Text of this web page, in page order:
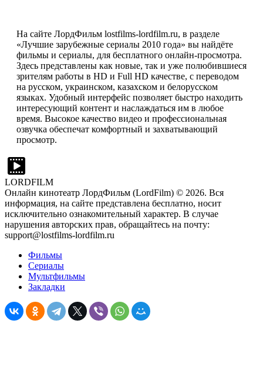
На сайте ЛордФильм lostfilms-lordfilm.ru, в разделе
«Лучшие зарубежные сериалы 2010 года» вы найдёте
фильмы и сериалы, для бесплатного онлайн-просмотра.
Здесь представлены как новые, так и уже полюбившиеся
зрителям работы в HD и Full HD качестве, с переводом
на русском, украинском, казахском и белорусском
языках. Удобный интерфейс позволяет быстро находить
интересующий контент и наслаждаться им в любое
время. Высокое качество видео и профессиональная
озвучка обеспечат комфортный и захватывающий
просмотр.
LORDFILM
Онлайн кинотеатр ЛордФильм (LordFilm) © 2026. Вся
информация, на сайте представлена бесплатно, носит
исключительно ознакомительный характер. В случае
нарушения авторских прав, обращайтесь на почту:
support@lostfilms-lordfilm.ru
Фильмы
Сериалы
Мультфильмы
Закладки